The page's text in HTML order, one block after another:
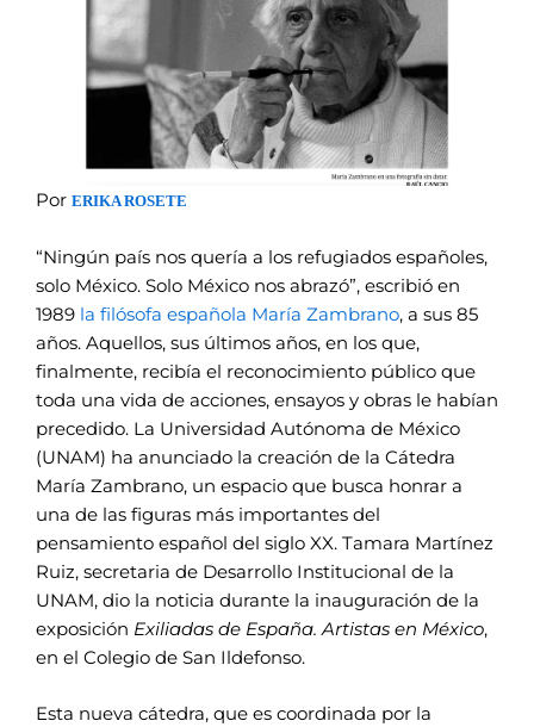
Por ERIKA ROSETE
“Ningún país nos quería a los refugiados españoles,
solo México. Solo México nos abrazó”, escribió en
1989 la filósofa española María Zambrano, a sus 85
años. Aquellos, sus últimos años, en los que,
finalmente, recibía el reconocimiento público que
toda una vida de acciones, ensayos y obras le habían
precedido. La Universidad Autónoma de México
(UNAM) ha anunciado la creación de la Cátedra
María Zambrano, un espacio que busca honrar a
una de las figuras más importantes del
pensamiento español del siglo XX. Tamara Martínez
Ruiz, secretaria de Desarrollo Institucional de la
UNAM, dio la noticia durante la inauguración de la
exposición Exiliadas de España. Artistas en México,
en el Colegio de San Ildefonso.
Esta nueva cátedra, que es coordinada por la